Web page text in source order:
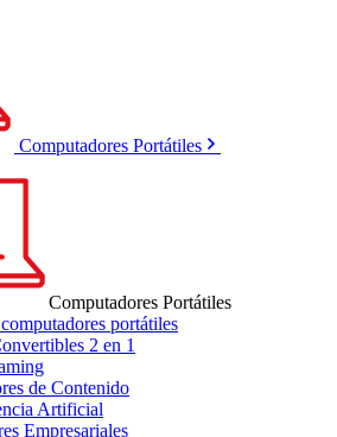
Computadores Portátiles
Computadores Portátiles
portátiles
2 en 1
de Contenido
Artificial
Empresariales